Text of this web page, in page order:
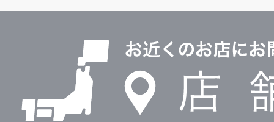
ル